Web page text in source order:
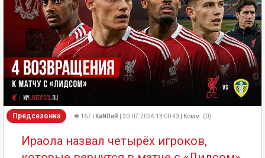
Предсезонка 👁 167 | XaNDeR | 30.07.2026 13:00:43 | Комм. (0)
Ираола назвал четырёх игроков,